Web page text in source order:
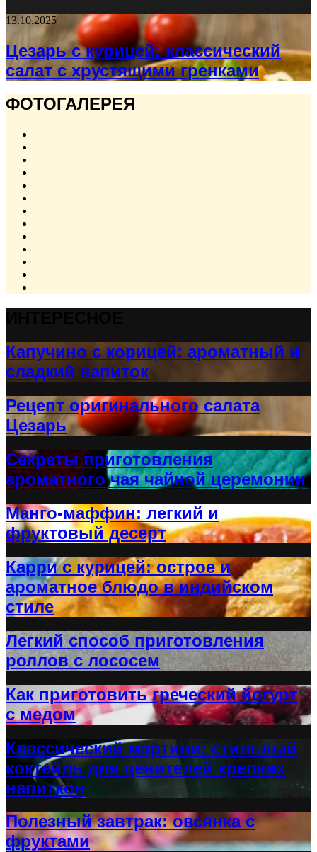
13.10.2025
Цезарь с курицей: классический
салат с хрустящими гренками
ФОТОГАЛЕРЕЯ
Капучино с корицей: ароматный и
сладкий напиток
Рецепт оригинального салата
Цезарь
Секреты приготовления
ароматного чая чайной церемонии
Манго-маффин: легкий и
фруктовый десерт
Карри с курицей: острое и
ароматное блюдо в индийском
стиле
Легкий способ приготовления
роллов с лососем
Как приготовить греческий йогурт
с медом
Классический мартини: стильный
коктейль для ценителей крепких
напитков
Полезный завтрак: овсянка с
фруктами